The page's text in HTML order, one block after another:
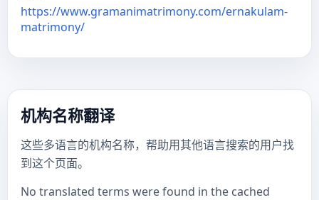
https://www.gramanimatrimony.com/ernakulam-
matrimony/
机构名称翻译
这些多语言的机构名称，帮助用其他语言搜索的用户找
到这个页面。
No translated terms were found in the cached